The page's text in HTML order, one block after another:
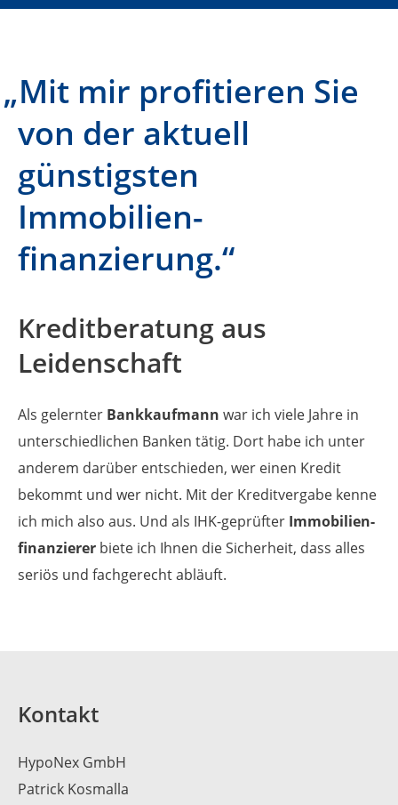
„Mit mir profitieren Sie
von der aktuell
günstigsten
Immobilien­
finanzierung.“
Kreditberatung aus
Leidenschaft
Als gelernter Bankkaufmann war ich viele Jahre in
unterschiedlichen Banken tätig. Dort habe ich unter
anderem darüber entschieden, wer einen Kredit
bekommt und wer nicht. Mit der Kreditvergabe kenne
ich mich also aus. Und als IHK-geprüfter Immobilien­
finanzierer biete ich Ihnen die Sicherheit, dass alles
seriös und fachgerecht abläuft.
Kontakt
HypoNex GmbH
Patrick Kosmalla